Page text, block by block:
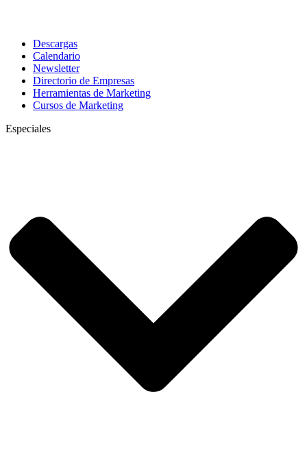
Descargas
Calendario
Newsletter
Directorio de Empresas
Herramientas de Marketing
Cursos de Marketing
Especiales